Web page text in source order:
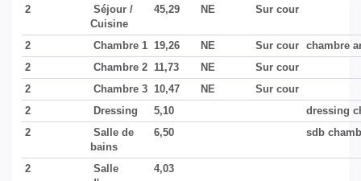
2
Séjour /
Cuisine
45,29 NE Sur cour
2 Chambre 1 19,26 NE Sur cour chambre
2
Chambre 2 11,73 NE
Sur cour
2
Chambre 3 10,47 NE
Sur cour
2
Dressing 5,10
dressing
2
Salle de
bains
6,50 sdb
2
Salle
4,03